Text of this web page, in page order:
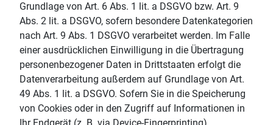
Grundlage von Art. 6 Abs. 1 lit. a DSGVO bzw. Art. 9
Abs. 2 lit. a DSGVO, sofern besondere Datenkategorien
nach Art. 9 Abs. 1 DSGVO verarbeitet werden. Im Falle
einer ausdrücklichen Einwilligung in die Übertragung
personenbezogener Daten in Drittstaaten erfolgt die
Datenverarbeitung außerdem auf Grundlage von Art.
49 Abs. 1 lit. a DSGVO. Sofern Sie in die Speicherung
von Cookies oder in den Zugriff auf Informationen in